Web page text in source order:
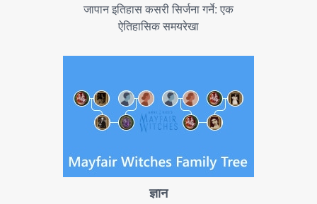
जापान इतिहास कसरी सिर्जना गर्ने: एक
ऐतिहासिक समयरेखा
ज्ञान